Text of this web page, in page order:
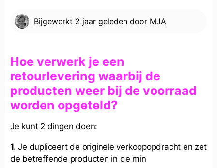
Bijgewerkt 2 jaar geleden door MJA
Hoe verwerk je een
retourlevering waarbij de
producten weer bij de voorraad
worden opgeteld?
Je kunt 2 dingen doen:
1. Je dupliceert de originele verkoopopdracht en zet
de betreffende producten in de min